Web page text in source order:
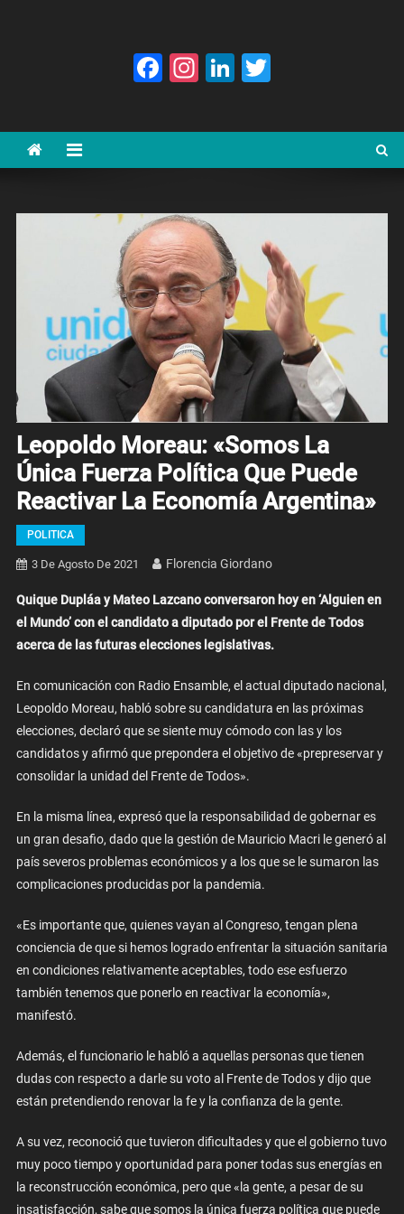
Facebook
Instagram
LinkedIn
Leopoldo Moreau: «Somos La
Única Fuerza Política Que Puede
Reactivar La Economía Argentina»
POLITICA
3 De Agosto De 2021 Florencia Giordano
Quique Dupláa y Mateo Lazcano conversaron hoy en ‘Alguien en
el Mundo’ con el candidato a diputado por el Frente de Todos
acerca de las futuras elecciones legislativas.
En comunicación con Radio Ensamble, el actual diputado nacional,
Leopoldo Moreau, habló sobre su candidatura en las próximas
elecciones, declaró que se siente muy cómodo con las y los
candidatos y afirmó que prepondera el objetivo de «prepreservar y
consolidar la unidad del Frente de Todos».
En la misma línea, expresó que la responsabilidad de gobernar es
un gran desafio, dado que la gestión de Mauricio Macri le generó al
país severos problemas económicos y a los que se le sumaron las
complicaciones producidas por la pandemia.
«Es importante que, quienes vayan al Congreso, tengan plena
conciencia de que si hemos logrado enfrentar la situación sanitaria
en condiciones relativamente aceptables, todo ese esfuerzo
también tenemos que ponerlo en reactivar la economía»,
manifestó.
Además, el funcionario le habló a aquellas personas que tienen
dudas con respecto a darle su voto al Frente de Todos y dijo que
están pretendiendo renovar la fe y la confianza de la gente.
A su vez, reconoció que tuvieron dificultades y que el gobierno tuvo
muy poco tiempo y oportunidad para poner todas sus energías en
la reconstrucción económica, pero que «la gente, a pesar de su
insatisfacción, sabe que somos la única fuerza política que puede